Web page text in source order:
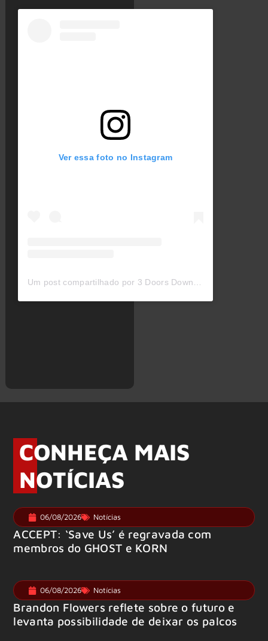
Ver essa foto no Instagram
CONHEÇA MAIS
NOTÍCIAS
06/08/2026 Notícias
ACCEPT: ‘Save Us’ é regravada com
membros do GHOST e KORN
06/08/2026 Notícias
Brandon Flowers reflete sobre o futuro e
levanta possibilidade de deixar os palcos